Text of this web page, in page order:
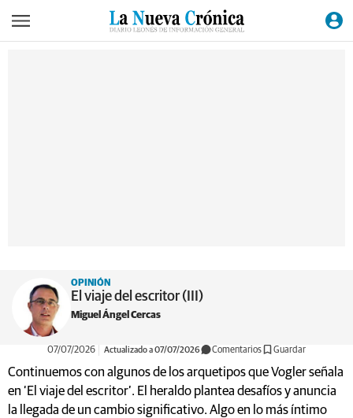
OPINIÓN
El viaje del escritor (III)
Miguel Ángel Cercas
07/07/2026 Actualizado a 07/07/2026 Comentarios Guardar
Continuemos con algunos de los arquetipos que Vogler señala
en ‘El viaje del escritor’. El heraldo plantea desafíos y anuncia
la llegada de un cambio significativo. Algo en lo más íntimo